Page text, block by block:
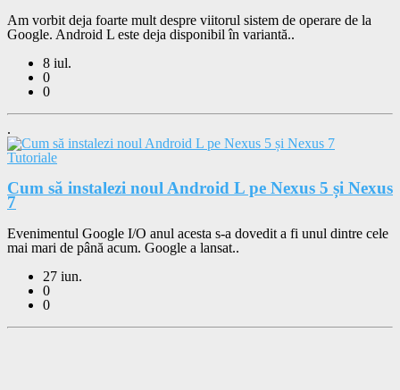
Am vorbit deja foarte mult despre viitorul sistem de operare de la
Google. Android L este deja disponibil în variantă..
8 iul.
0
0
.
Tutoriale
Cum să instalezi noul Android L pe Nexus 5 și Nexus
7
Evenimentul Google I/O anul acesta s-a dovedit a fi unul dintre cele
mai mari de până acum. Google a lansat..
27 iun.
0
0